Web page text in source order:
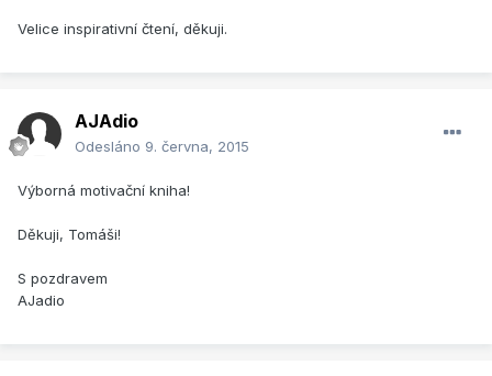
Velice inspirativní čtení, děkuji.
AJAdio
Odesláno 9. června, 2015
Výborná motivační kniha!
Děkuji, Tomáši!
S pozdravem
AJadio